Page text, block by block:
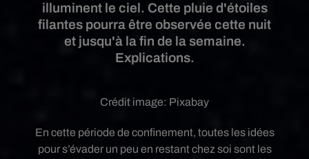
illuminent le ciel. Cette pluie d'étoiles
filantes pourra être observée cette nuit
et jusqu'à la fin de la semaine.
Explications.
Crédit image: Pixabay
En cette période de confinement, toutes les idées
pour s’évader un peu en restant chez soi sont les